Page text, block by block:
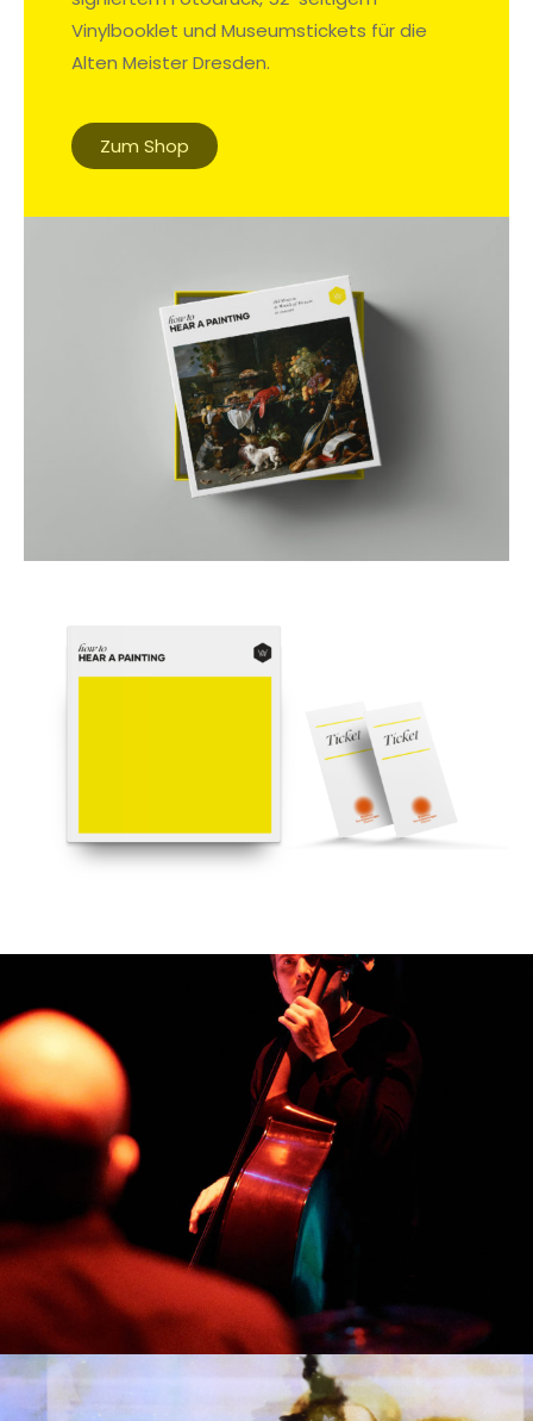
Vinylbooklet und Museumstickets für die
Alten Meister Dresden.
Zum Shop